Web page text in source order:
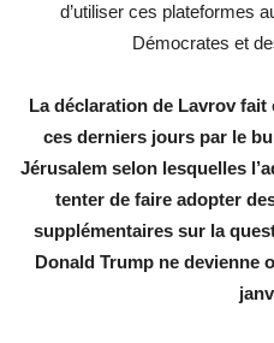
d’utiliser ces plateformes
Démocrates et
La déclaration de Lavrov
ces derniers jours par le
Jérusalem selon lesquelles
tenter de faire adopter
supplémentaires sur la
Donald Trump ne devienne